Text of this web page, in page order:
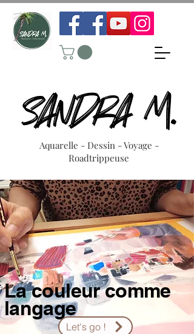
Aquarelle - Dessin - Voyage -
Roadtrippeuse
La couleur comme
langage
Let's go !